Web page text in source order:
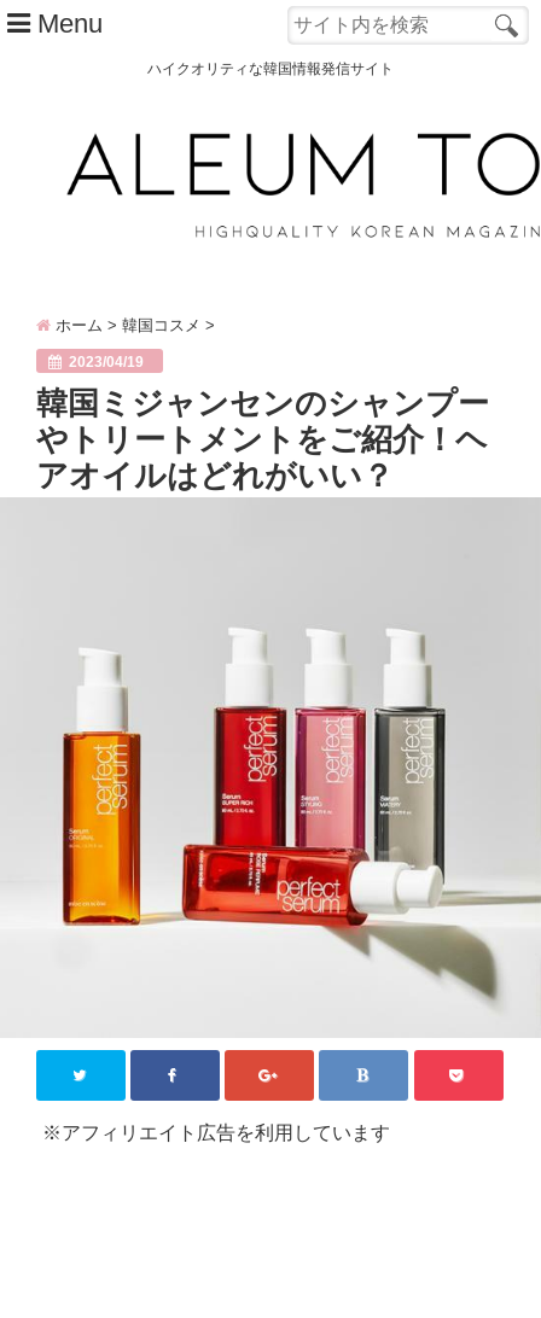
Menu
ALEUM TOWNとは？
韓国旅行
韓国 美容
オルチャン
お問い合わせ
Close
ハイクオリティな韓国情報発信サイト
ホーム > 韓国コスメ >
2023/04/19
韓国ミジャンセンのシャンプー
やトリートメントをご紹介！ヘ
アオイルはどれがいい？
※アフィリエイト広告を利用しています